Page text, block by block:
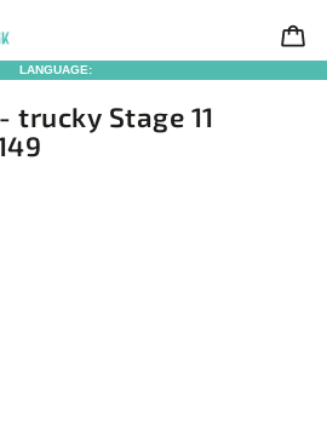
LANGUAGE:
trucky Stage 11